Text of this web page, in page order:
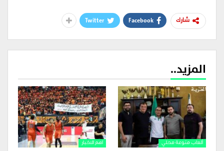
شارك Facebook
Twitter
المزيد..
ألعاب منوعة محلي اهم الاخبار